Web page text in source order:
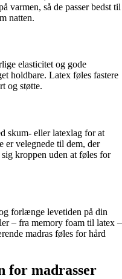
varmen, så de passer bedst til
natten.
elasticitet og gode
holdbare. Latex føles fastere
og støtte.
skum- eller latexlag for at
er velegnede til dem, der
kroppen uden at føles for
forlænge levetiden på din
– fra memory foam til latex –
madras føles for hård
for madrasser